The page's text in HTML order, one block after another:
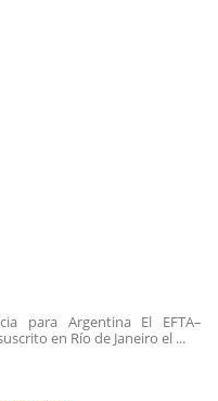
para Argentina El EFTA–
en Río de Janeiro el ...